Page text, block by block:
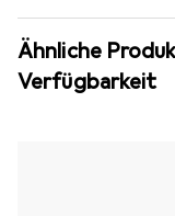
Ähnliche
Verfügbarkeit